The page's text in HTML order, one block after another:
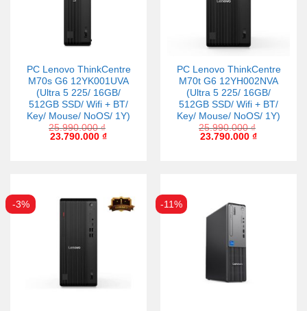
PC Lenovo ThinkCentre
M70s G6 12YK001UVA
(Ultra 5 225/ 16GB/
512GB SSD/ Wifi + BT/
Key/ Mouse/ NoOS/ 1Y)
25.990.000₫
23.790.000 ₫
PC Lenovo ThinkCentre
M70t G6 12YH002NVA
(Ultra 5 225/ 16GB/
512GB SSD/ Wifi + BT/
Key/ Mouse/ NoOS/ 1Y)
25.990.000₫
23.790.000 ₫
-3% -11%